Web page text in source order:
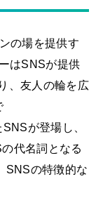
の場を提供す
はSNSが提供
、友人の輪を広
が登場し、
代名詞となる
SNSの特徴的な